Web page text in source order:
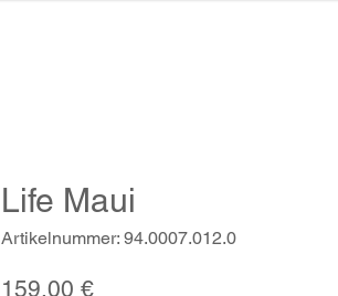
Life Maui
Artikelnummer: 94.0007.012.0
159,00 €Preis